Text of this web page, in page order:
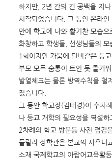
하지만, 2년 간의 긴 공백을 지
시작되었습니다. 그 동안 온라
만에 학교에 나와 활기찬 모습
화창하고 학생들, 선생님들의
1회이지만 가뭄에 단비같은 등
부모 모두 숨통이 트인 듯 즐거
발열체크는 물론 방역수칙을 철
졌습니다.
그 동안 학교장(김태경)이 수차
나 등교 개학의 필요성을 역설
2차례의 학교 방문등 사전 점검
둘릴라 장학관은 본교의 사우디
소재 국제학교의 아랍어교육활